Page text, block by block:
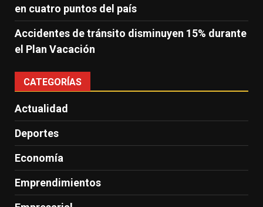
en cuatro puntos del país
Accidentes de tránsito disminuyen 15% durante
el Plan Vacación
CATEGORÍAS
Actualidad
Deportes
Economía
Emprendimientos